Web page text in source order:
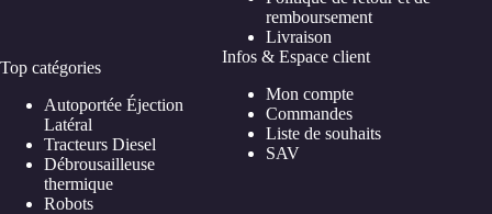
remboursement
Livraison
Top catégories
Autoportée Éjection
Latéral
Tracteurs Diesel
Débrousailleuse
thermique
Robots
Infos & Espace client
Mon compte
Commandes
Liste de souhaits
SAV